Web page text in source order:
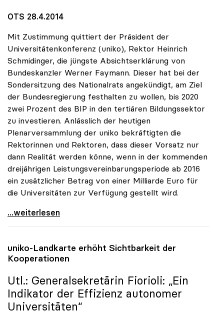
OTS 28.4.2014
Mit Zustimmung quittiert der Präsident der
Universitätenkonferenz (uniko), Rektor Heinrich
Schmidinger, die jüngste Absichtserklärung von
Bundeskanzler Werner Faymann. Dieser hat bei der
Sondersitzung des Nationalrats angekündigt, am Ziel
der Bundesregierung festhalten zu wollen, bis 2020
zwei Prozent des BIP in den tertiären Bildungssektor
zu investieren. Anlässlich der heutigen
Plenarversammlung der uniko bekräftigten die
Rektorinnen und Rektoren, dass dieser Vorsatz nur
dann Realität werden könne, wenn in der kommenden
dreijährigen Leistungsvereinbarungsperiode ab 2016
ein zusätzlicher Betrag von einer Milliarde Euro für
die Universitäten zur Verfügung gestellt wird.
uniko zu Zwei-Prozent-BIP-Ziel: Nur mit
...weiterlesen
uniko-Landkarte erhöht Sichtbarkeit der
Kooperationen
Utl.: Generalsekretärin Fiorioli: „Ein
Indikator der Effizienz autonomer
Universitäten“